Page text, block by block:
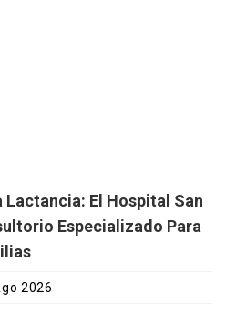
Lactancia: El Hospital San
Especializado Para
2026